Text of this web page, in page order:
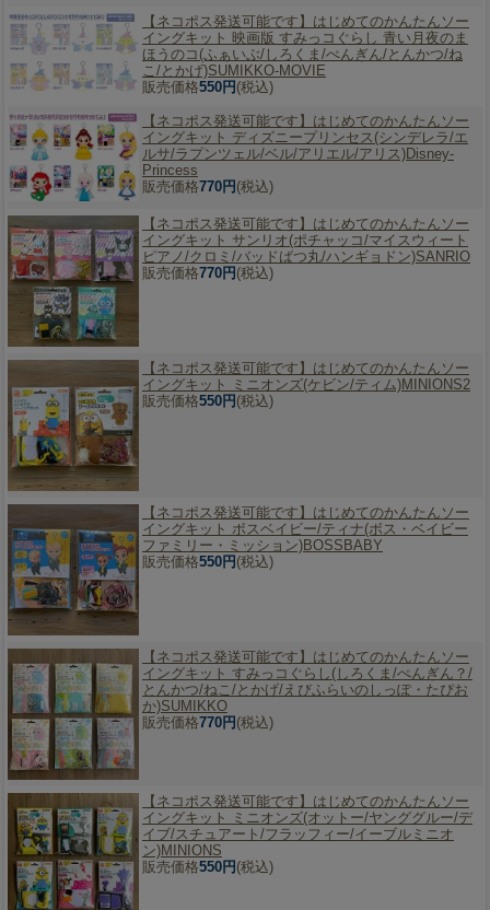
【ネコポス発送可能です】 はじめてのかんたんソー
イングキット 映画版 すみっコぐらし 青い月夜のま
ほうのコ(ふぁいぶ/しろくま/ぺんぎん/とんかつ/ね
こ/とかげ)SUMIKKO-MOVIE
販売価格550円 (税込)
【ネコポス発送可能です】 はじめてのかんたんソー
イングキット ディズニープリンセス(シンデレラ/エ
ルサ/ラプンツェル/ベル/アリエル/アリス)Disney-
Princess
販売価格770円 (税込)
【ネコポス発送可能です】 はじめてのかんたんソー
イングキット サンリオ(ポチャッコ/マイスウィート
ピアノ/クロミ/バッドばつ丸/ハンギョドン)SANRIO
販売価格770円 (税込)
【ネコポス発送可能です】 はじめてのかんたんソー
イングキット ミニオンズ(ケビン/ティム)MINIONS2
販売価格550円 (税込)
【ネコポス発送可能です】 はじめてのかんたんソー
イングキット ボスベイビー/ティナ(ボス・ベイビー
ファミリー・ミッション)BOSSBABY
販売価格550円 (税込)
【ネコポス発送可能です】 はじめてのかんたんソー
イングキット すみっコぐらし(しろくま/ぺんぎん？/
とんかつ/ねこ/とかげ/えびふらいのしっぽ・たぴお
か)SUMIKKO
販売価格770円 (税込)
【ネコポス発送可能です】 はじめてのかんたんソー
イングキット ミニオンズ(オットー/ヤンググルー/デ
イブ/スチュアート/フラッフィー/イーブルミニオ
ン)MINIONS
販売価格550円 (税込)